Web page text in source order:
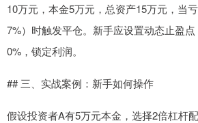
10万元，本金5万元，总资产15万元，当
7%）时触发平仓。新手应设置动态止盈
0%，锁定利润。
## 三、实战案例：新手如何操作
假设投资者A有5万元本金，选择2倍杠杆